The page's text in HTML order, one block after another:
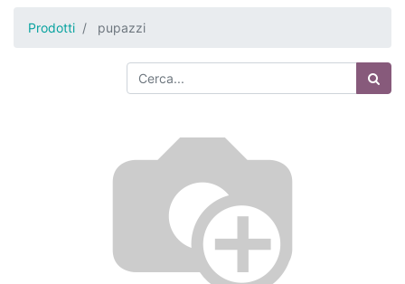
Prodotti pupazzi